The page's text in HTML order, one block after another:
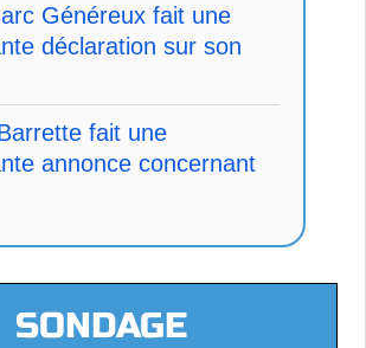
Généreux fait une
déclaration sur son
fait une
annonce concernant
SONDAGE